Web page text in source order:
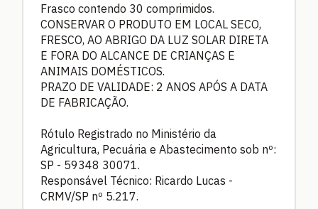
Frasco contendo 30 comprimidos.
CONSERVAR O PRODUTO EM LOCAL SECO,
FRESCO, AO ABRIGO DA LUZ SOLAR DIRETA
E FORA DO ALCANCE DE CRIANÇAS E
ANIMAIS DOMÉSTICOS.
PRAZO DE VALIDADE: 2 ANOS APÓS A DATA
DE FABRICAÇÃO.
Rótulo Registrado no Ministério da
Agricultura, Pecuária e Abastecimento sob nº:
SP - 59348 30071.
Responsável Técnico: Ricardo Lucas -
CRMV/SP nº 5.217.